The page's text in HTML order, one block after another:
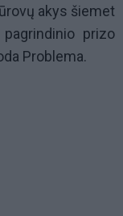
akys šiemet
prizo
Problema.